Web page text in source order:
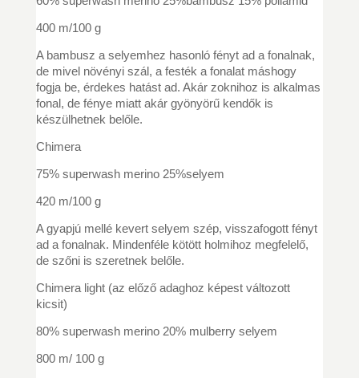
400 m/100 g
A bambusz a selyemhez hasonló fényt ad a fonalnak,
de mivel növényi szál, a festék a fonalat máshogy
fogja be, érdekes hatást ad. Akár zoknihoz is alkalmas
fonal, de fénye miatt akár gyönyörű kendők is
készülhetnek belőle.
Chimera
75% superwash merino 25%selyem
420 m/100 g
A gyapjú mellé kevert selyem szép, visszafogott fényt
ad a fonalnak. Mindenféle kötött holmihoz megfelelő,
de szőni is szeretnek belőle.
Chimera light (az előző adaghoz képest változott
kicsit)
80% superwash merino 20% mulberry selyem
800 m/ 100 g